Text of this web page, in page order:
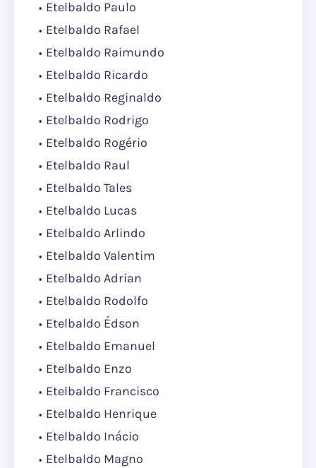
Etelbaldo Paulo
Etelbaldo Rafael
Etelbaldo Raimundo
Etelbaldo Ricardo
Etelbaldo Reginaldo
Etelbaldo Rodrigo
Etelbaldo Rogério
Etelbaldo Raul
Etelbaldo Tales
Etelbaldo Lucas
Etelbaldo Arlindo
Etelbaldo Valentim
Etelbaldo Adrian
Etelbaldo Rodolfo
Etelbaldo Édson
Etelbaldo Emanuel
Etelbaldo Enzo
Etelbaldo Francisco
Etelbaldo Henrique
Etelbaldo Inácio
Etelbaldo Magno